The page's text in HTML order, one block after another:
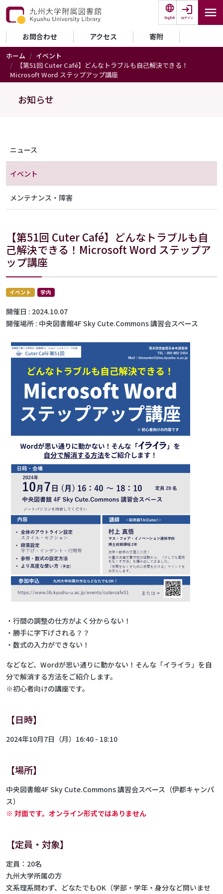
メインコンテンツに移動
English ログイン
セカンダリーメニュー
お問合わせ アクセス 寄附
ホーム
イベント
【第51回 Cuter Café】どんなトラブルも自己解決できる！
Microsoft Word ステップアップ講座
お知らせ
【第51回 Cuter Café】どんなトラブルも自
己解決できる！Microsoft Word ステップア
ップ講座
イベント 学内
開催日
2024.10.07
開催場所 中央図書館4F Sky Cute.Commons 講習会スペース
・行間の調整の仕方がよく分からない！
・勝手に字下げされる？？
・数式の入力ができない！
などなど、Wordが思い通りに動かない！そんな「イライラ」を自
分で解消する方法をご紹介します。
※初心者向けの講座です。
【日時】
2024年10月7日（月）16:40 - 18:10
【場所】
中央図書館4F Sky Cute.Commons 講習会スペース（伊都キャンパ
ス）
※ 対面です。オンライン形式ではありません
【定員・対象】
定員：20名
九州大学所属の方
文系理系問わず、どなたでもOK（学部・学年・身分など問いませ
ニュース
イベント
メンテナンス・障害